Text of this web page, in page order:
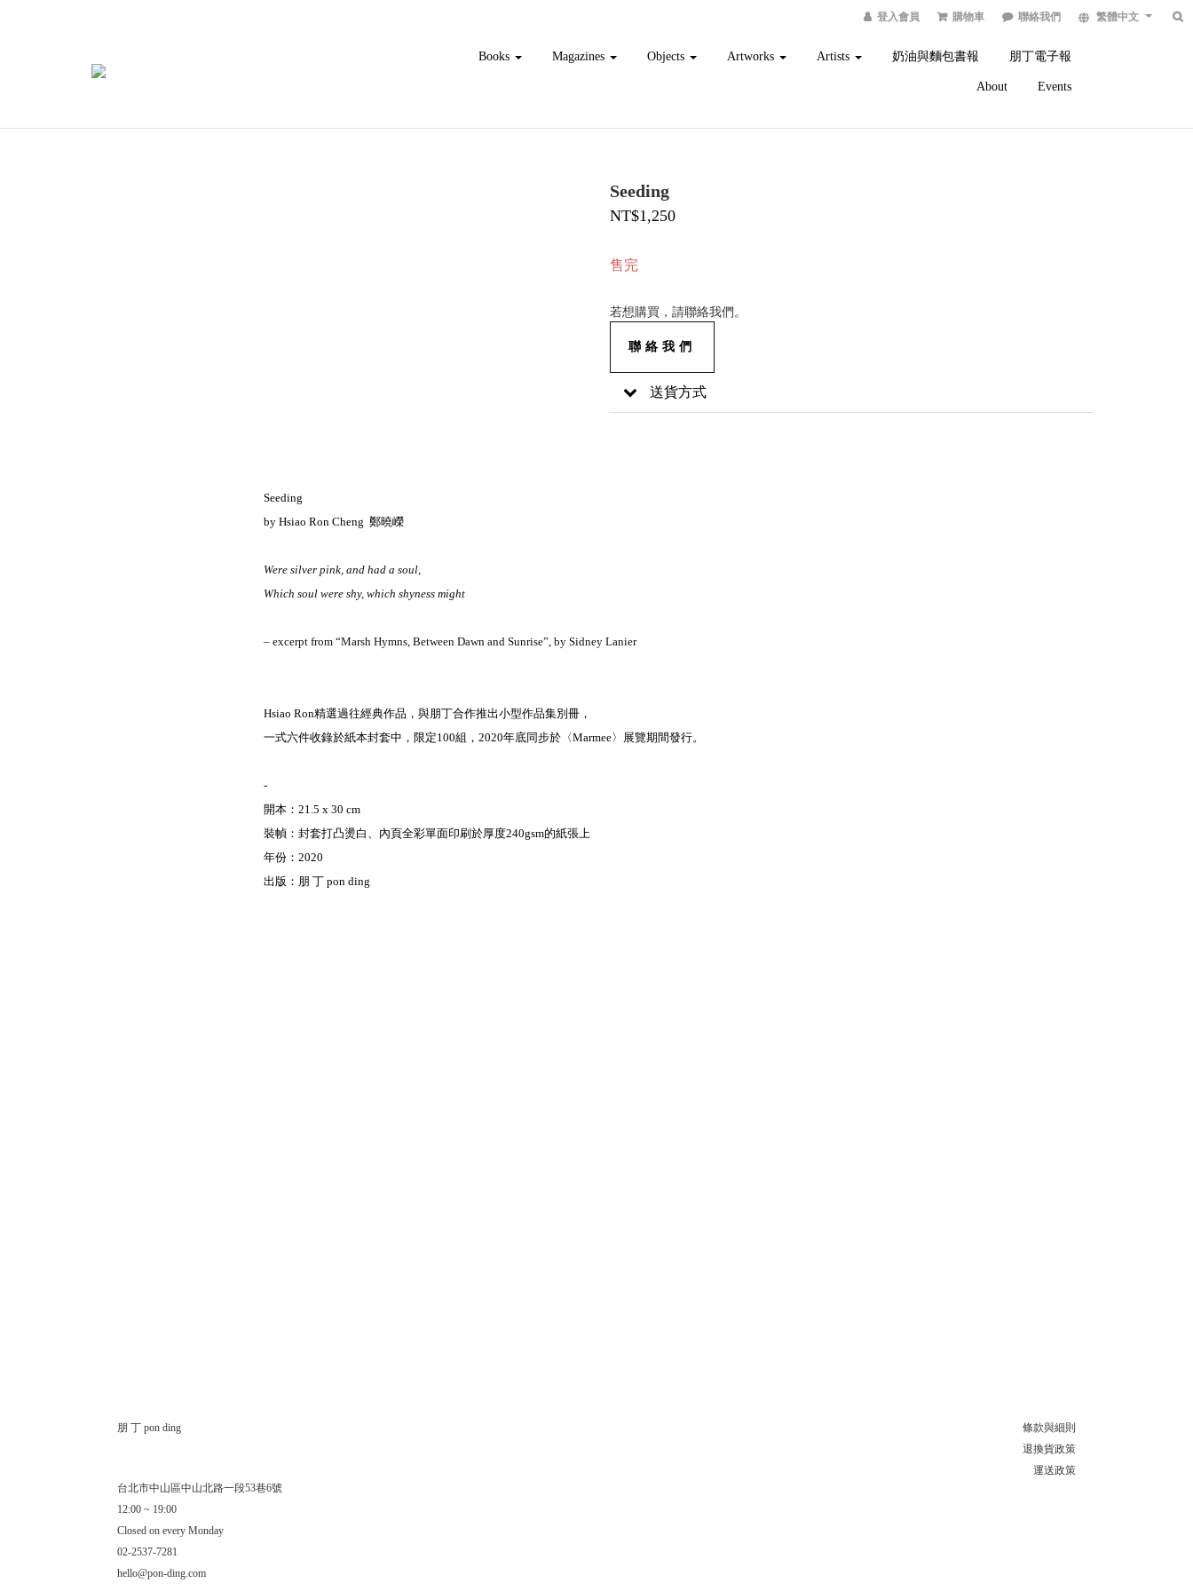
登入會員 購物車 聯絡我們 繁體中文
Books Magazines Objects Artworks Artists 奶油與麵包書報 朋丁電子報
About Events
Seeding
NT$1,250
售完
若想購買，請聯絡我們。
聯絡我們
送貨方式
Seeding
by Hsiao Ron Cheng 鄭曉嶸
Were silver pink, and had a soul,
Which soul were shy, which shyness might
– excerpt from “Marsh Hymns, Between Dawn and Sunrise”, by Sidney Lanier
Hsiao Ron精選過往經典作品，與朋丁合作推出小型作品集別冊，
一式六件收錄於紙本封套中，限定100組，2020年底同步於〈Marmee〉展覽期間發行。
-
開本：21.5 x 30 cm
裝幀：封套打凸燙白、內頁全彩單面印刷於厚度240gsm的紙張上
年份：2020
出版：朋 丁 pon ding
朋 丁 pon ding
台北市中山區中山北路一段53巷6號
12:00 ~ 19:00
Closed on every Monday
02-2537-7281
hello@pon-ding.com
條款與細則
退換貨政策
運送政策